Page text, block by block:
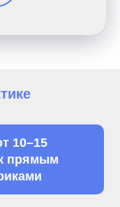
10–15
прямым